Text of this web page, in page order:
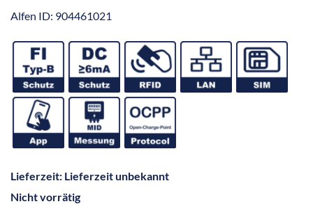
Alfen ID: 904461021
Lieferzeit: Lieferzeit unbekannt
Nicht vorrätig